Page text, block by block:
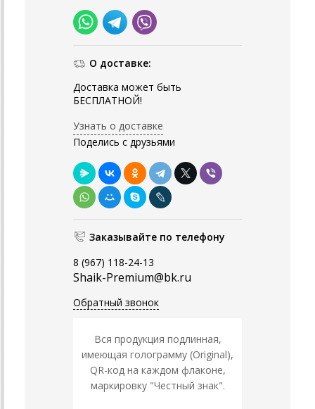
О доставке:
Доставка может быть
БЕСПЛАТНОЙ!
Узнать о доставке
Поделись с друзьями
Заказывайте по телефону
8 (967) 118-24-13
Shaik-Premium@bk.ru
Обратный звонок
Вся продукция подлинная,
имеющая голограмму (Original),
QR-код на каждом флаконе,
маркировку "Честный знак".